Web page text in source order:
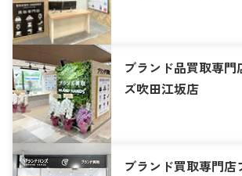
ブランド品買取専門
ズ吹田江坂店
ブランド買取専門